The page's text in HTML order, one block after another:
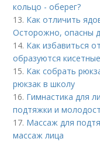
кольцо - оберег?
13. Как отличить
Осторожно, опасны
14. Как избавиться
образуются
15. Как собрать
рюкзак в школу
16. Гимнастика для
подтяжки и
17. Массаж для
массаж лица